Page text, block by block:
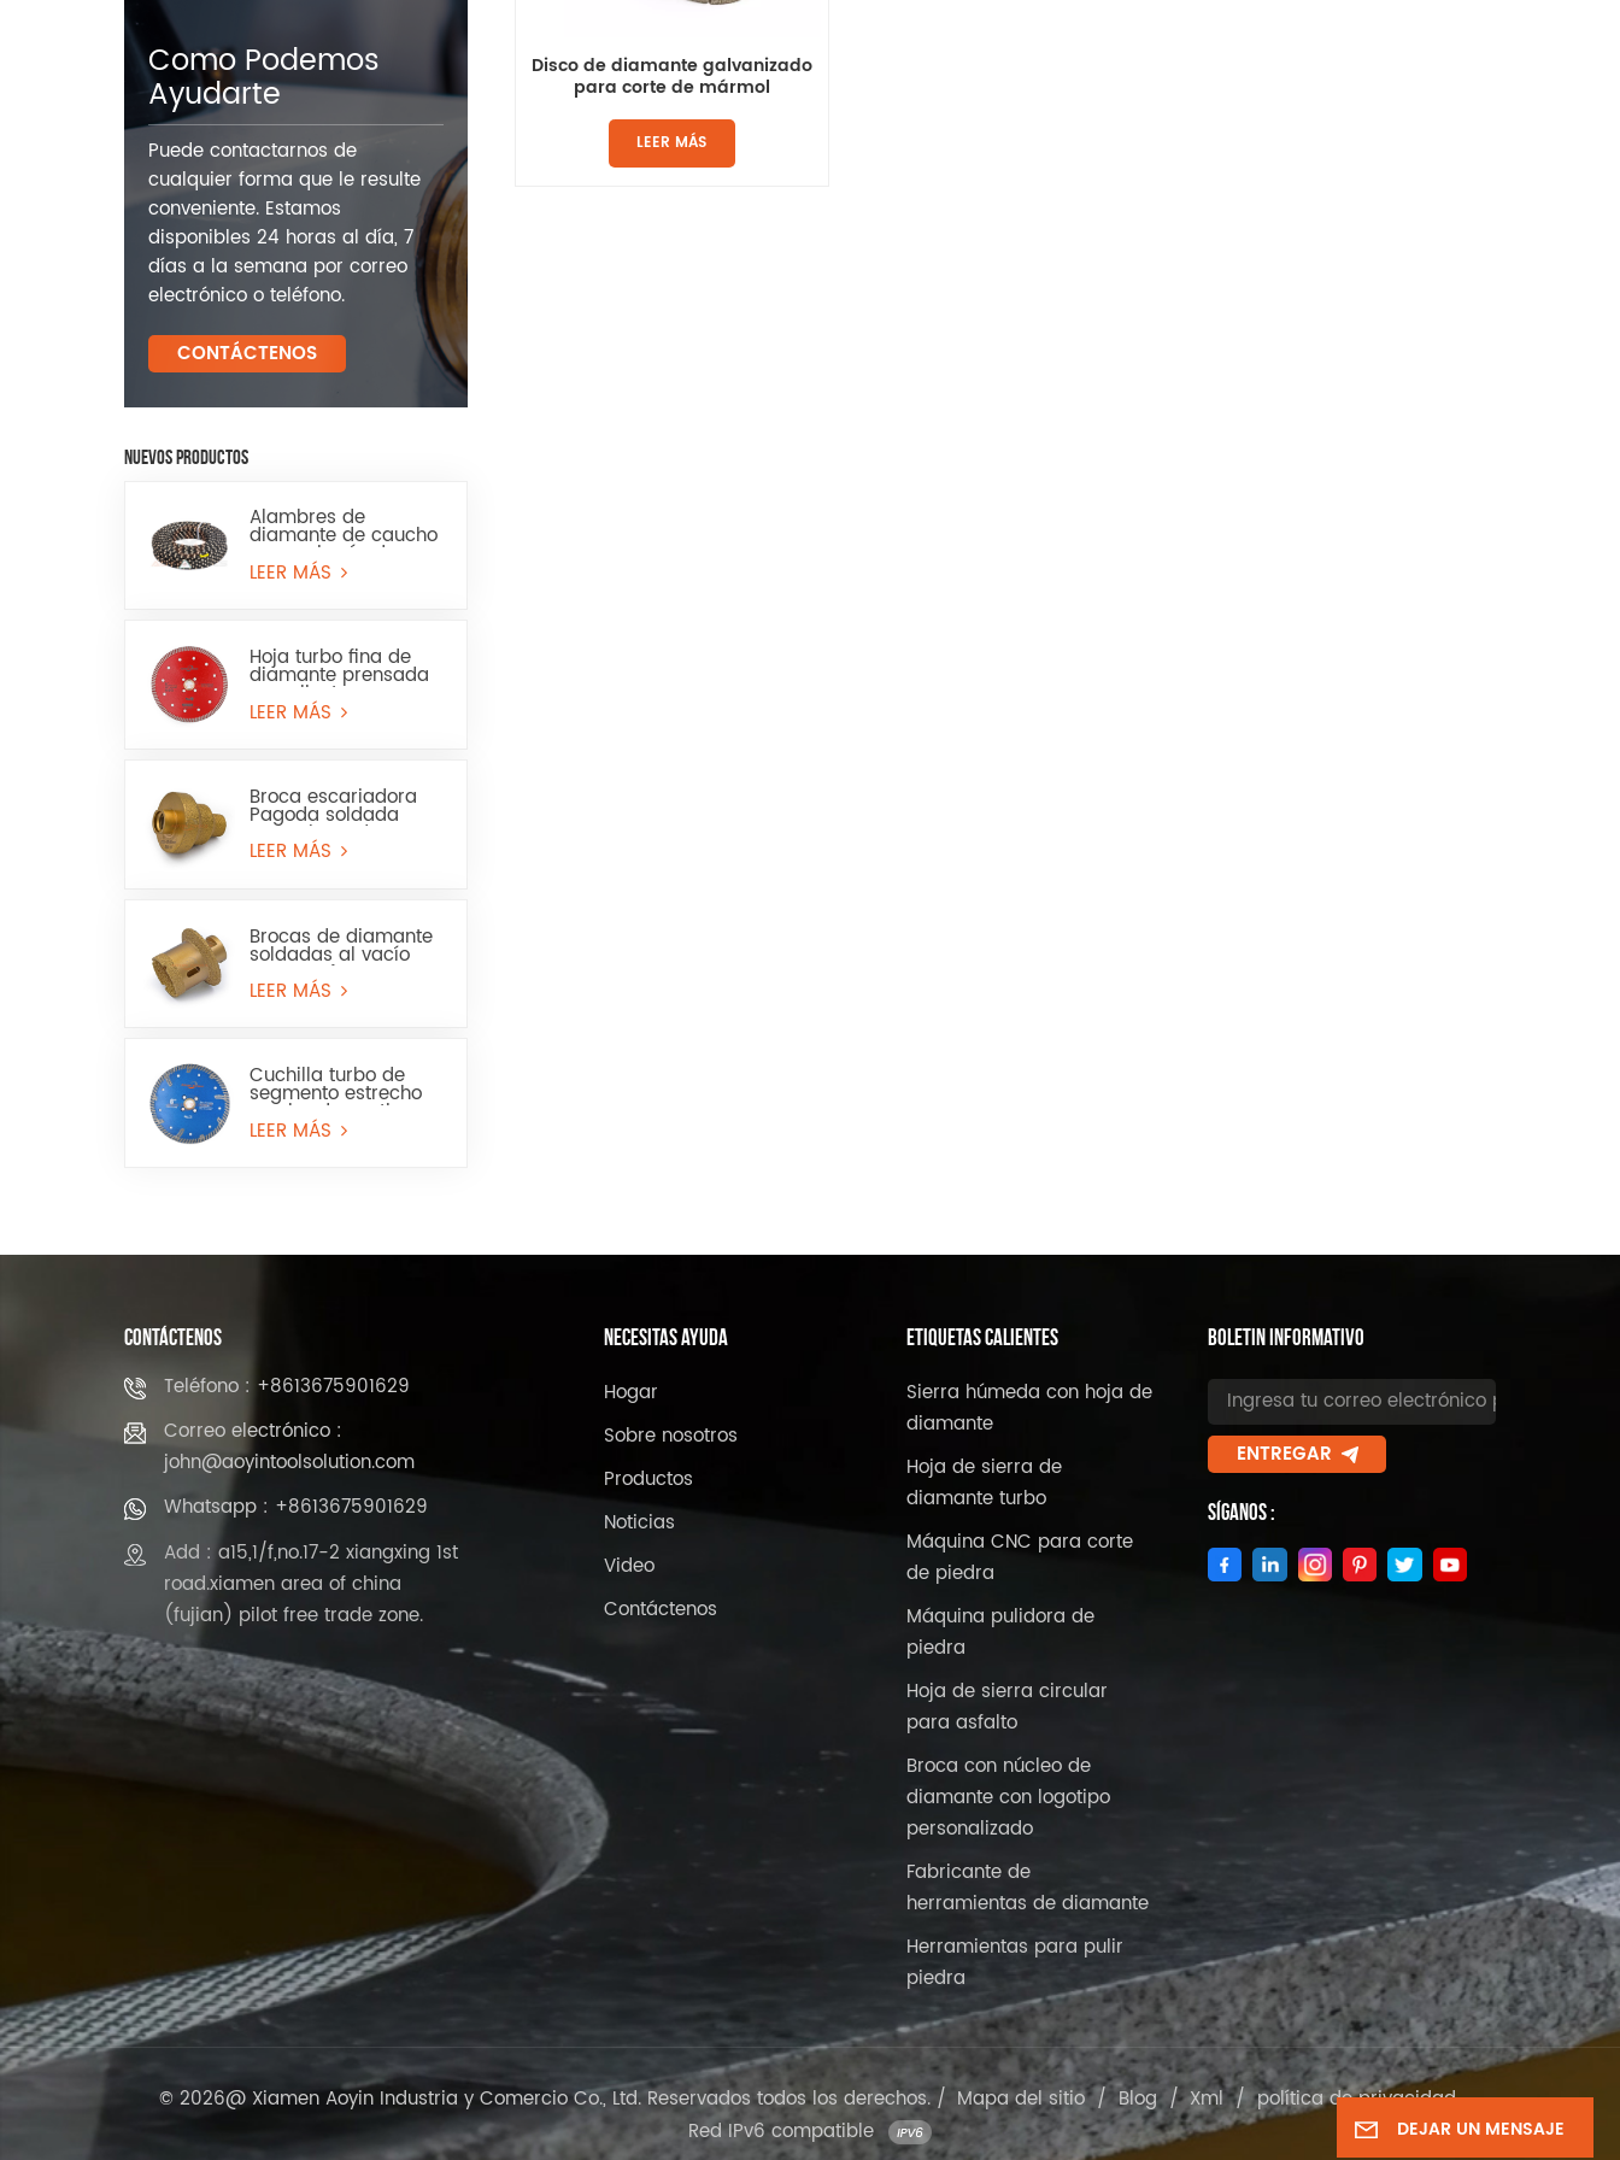
Como Podemos
Ayudarte
Puede contactarnos de
cualquier forma que le resulte
conveniente. Estamos
disponibles 24 horas al día, 7
días a la semana por correo
electrónico o teléfono.
CONTÁCTENOS
NUEVOS PRODUCTOS
Alambres de
diamante de caucho
para minería de
granito y arenisca
LEER MÁS
Hoja turbo fina de
diamante prensada
en caliente para
granito, mármol, uso
LEER MÁS
Broca escariadora
Pagoda soldada
para sierra de
corona para mármol
LEER MÁS
Brocas de diamante
soldadas al vacío
para perforar
baldosas de
LEER MÁS
Cuchilla turbo de
segmento estrecho
con borde continuo
para granito y piedra
LEER MÁS
Disco de diamante galvanizado
para corte de mármol
LEER MÁS
CONTÁCTENOS
Teléfono : +8613675901629
Correo electrónico :
john@aoyintoolsolution.com
Whatsapp : +8613675901629
Add : a15,1/f,no.17-2 xiangxing 1st
road.xiamen area of china
(fujian) pilot free trade zone.
NECESITAS AYUDA
Hogar
Sobre nosotros
Productos
Noticias
Video
Contáctenos
ETIQUETAS CALIENTES
Sierra húmeda con hoja de
diamante
Hoja de sierra de
diamante turbo
Máquina CNC para corte
de piedra
Máquina pulidora de
piedra
Hoja de sierra circular
para asfalto
Broca con núcleo de
diamante con logotipo
personalizado
Fabricante de
herramientas de diamante
Herramientas para pulir
piedra
BOLETIN INFORMATIVO
ENTREGAR
Síganos :
© 2026@ Xiamen Aoyin Industria y Comercio Co., Ltd. Reservados todos los derechos. / Mapa del sitio/ Blog /Xml/ política de privacidad
Red IPv6 compatible
DEJAR UN MENSAJE